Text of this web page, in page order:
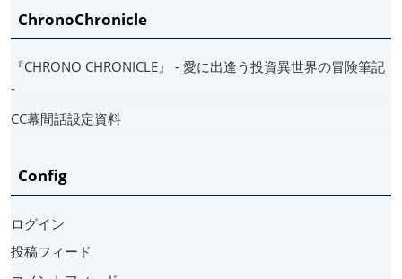
ChronoChronicle
『CHRONO CHRONICLE』 ‐ 愛に出逢う投資異世界の冒険筆記
‐
CC幕間話設定資料
Config
ログイン
投稿フィード